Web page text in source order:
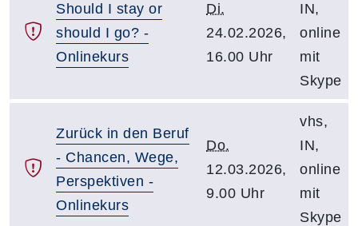
Should I stay or
should I go? -
Onlinekurs
Di.
24.02.2026,
16.00 Uhr
IN,
online
mit
Skype
Zurück in den Beruf
- Chancen, Wege,
Perspektiven -
Onlinekurs
Do.
12.03.2026,
9.00 Uhr
vhs,
IN,
online
mit
Skype